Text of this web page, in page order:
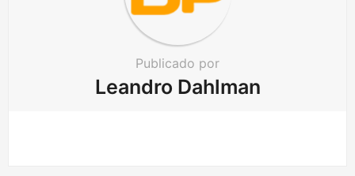
Publicado por
Leandro Dahlman